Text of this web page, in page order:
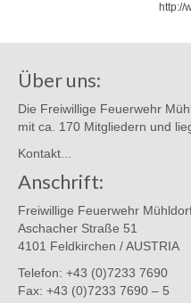
http://
Über uns:
Die Freiwillige Feuerwehr
mit ca. 170 Mitgliedern und
Kontakt...
Anschrift:
Freiwillige Feuerwehr
Aschacher Straße 51
4101 Feldkirchen / AUSTRIA
Telefon: +43 (0)7233 7690
Fax: +43 (0)7233 7690 – 5